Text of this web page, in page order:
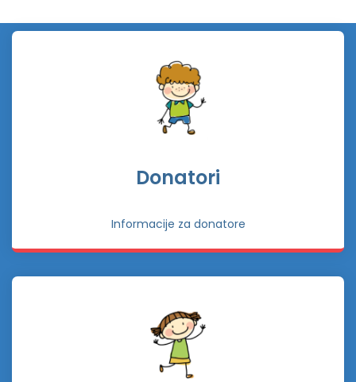
Donatori
Informacije za donatore